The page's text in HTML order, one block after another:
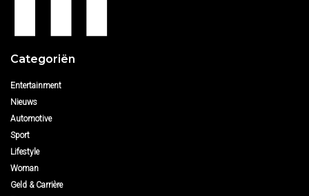
Categoriën
Entertainment
Nieuws
Automotive
Sport
Lifestyle
Woman
Geld & Carrière